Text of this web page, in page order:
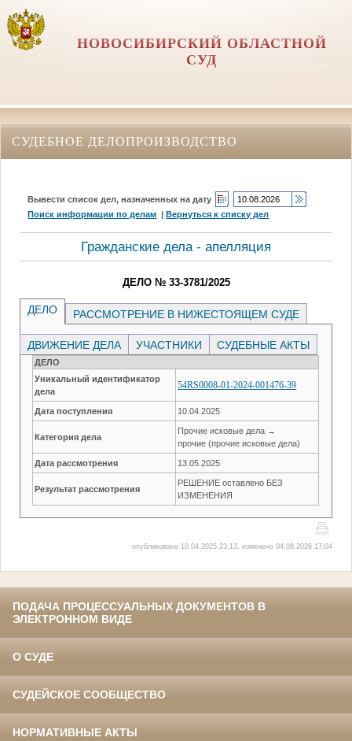
НОВОСИБИРСКИЙ ОБЛАСТНОЙ
СУД
СУДЕБНОЕ ДЕЛОПРОИЗВОДСТВО
Вывести список дел, назначенных на дату
Поиск информации по делам |Вернуться к списку дел
Гражданские дела - апелляция
ДЕЛО № 33-3781/2025
ДЕЛО РАССМОТРЕНИЕ В НИЖЕСТОЯЩЕМ СУДЕ
ДВИЖЕНИЕ ДЕЛА УЧАСТНИКИ СУДЕБНЫЕ АКТЫ
ДЕЛО
Уникальный идентификатор
дела
54RS0008-01-2024-001476-39
Дата поступления 10.04.2025
Категория дела
Прочие исковые дела →
прочие (прочие исковые дела)
Дата рассмотрения 13.05.2025
Результат рассмотрения
РЕШЕНИЕ оставлено БЕЗ
ИЗМЕНЕНИЯ
опубликовано 10.04.2025 23:13, изменено 04.08.2026 17:04
ПОДАЧА ПРОЦЕССУАЛЬНЫХ ДОКУМЕНТОВ В
ЭЛЕКТРОННОМ ВИДЕ
О СУДЕ
СУДЕЙСКОЕ СООБЩЕСТВО
НОРМАТИВНЫЕ АКТЫ